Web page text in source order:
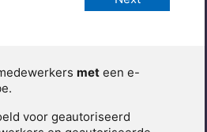
met een e-
voor geautoriseerd